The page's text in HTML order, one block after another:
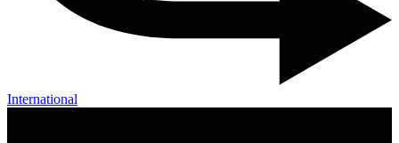
International